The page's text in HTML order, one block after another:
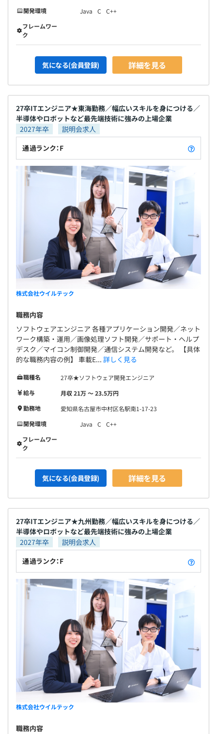
開発環境
Java C
C++
フレームワー
ク
気になる(会員登録) 詳細を見る
27卒ITエンジニア★東海勤務／幅広いスキルを身につける／
半導体やロボットなど最先端技術に強みの上場企業
2027年卒
説明会求人
通過ランク：F
株式会社ウイルテック
職務内容
ソフトウェアエンジニア 各種アプリケーション開発／ネット
ワーク構築・運用／画像処理ソフト開発／サポート・ヘルプ
デスク／マイコン制御開発／通信システム開発など。 【具体
的な職務内容の例】 車載E... 詳しく見る
職種名
27卒★ソフトウェア開発エンジニア
給与
月収 21万 〜 23.5万円
勤務地
愛知県名古屋市中村区名駅南1-17-23
開発環境
Java C
C++
フレームワー
ク
気になる(会員登録) 詳細を見る
27卒ITエンジニア★九州勤務／幅広いスキルを身につける／
半導体やロボットなど最先端技術に強みの上場企業
2027年卒
説明会求人
通過ランク：F
株式会社ウイルテック
職務内容